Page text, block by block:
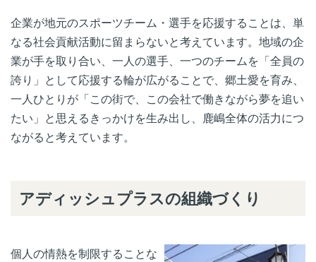
企業が地元のスポーツチーム・選手を応援することは、単
なる社会貢献活動に留まらないと考えています。地域の企
業が手を取り合い、一人の選手、一つのチームを「全員の
誇り」として応援する輪が広がることで、郷土愛を育み、
一人ひとりが「この街で、この会社で働きながら夢を追い
たい」と思えるきっかけを生み出し、鹿嶋全体の活力につ
ながると考えています。
アディッシュプラスの組織づくり
個人の情熱を制限することな